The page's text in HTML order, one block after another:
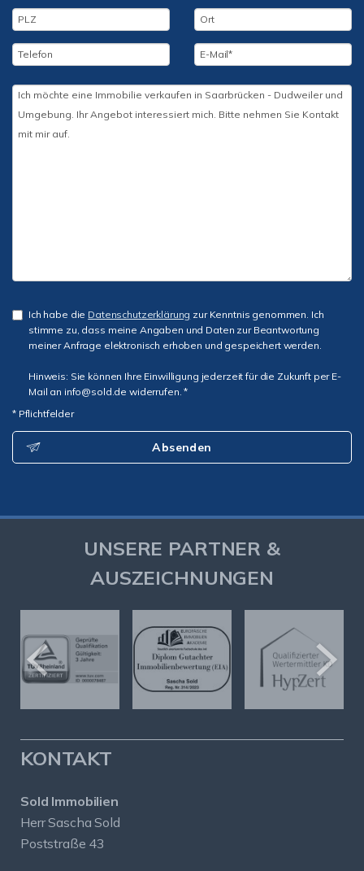
Ich habe die Datenschutzerklärung zur Kenntnis genommen. Ich
stimme zu, dass meine Angaben und Daten zur Beantwortung
meiner Anfrage elektronisch erhoben und gespeichert werden.
Hinweis: Sie können Ihre Einwilligung jederzeit für die Zukunft per E-
Mail an info@sold.de widerrufen. *
* Pflichtfelder
Absenden
UNSERE PARTNER &
AUSZEICHNUNGEN
KONTAKT
Sold Immobilien
Herr Sascha Sold
Poststraße 43